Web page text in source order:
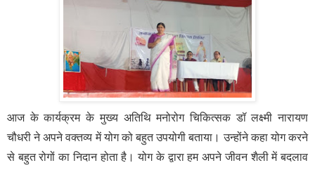
आज के कार्यक्रम के मुख्य अतिथि मनोरोग चिकित्सक डॉ लक्ष्मी नारायण
चौधरी ने अपने वक्तव्य में योग को बहुत उपयोगी बताया। उन्होंने कहा योग करने
से बहुत रोगों का निदान होता है। योग के द्वारा हम अपने जीवन शैली में बदलाव